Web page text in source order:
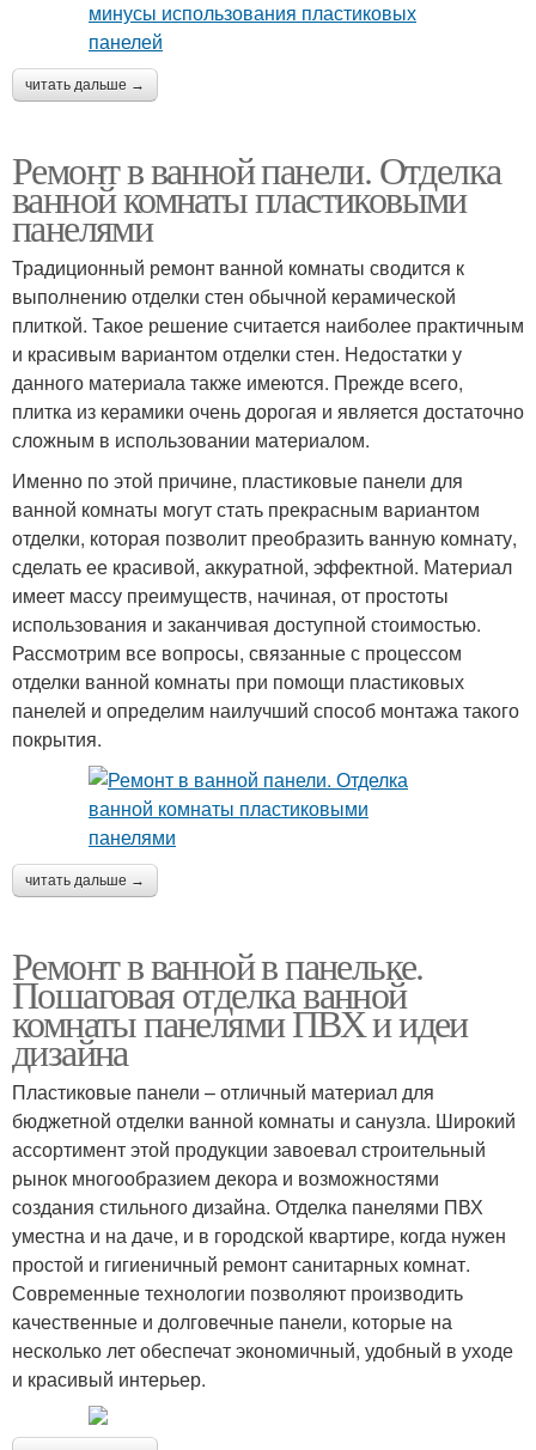
читать дальше →
Ремонт в ванной панели. Отделка
ванной комнаты пластиковыми
панелями
Традиционный ремонт ванной комнаты сводится к
выполнению отделки стен обычной керамической
плиткой. Такое решение считается наиболее практичным
и красивым вариантом отделки стен. Недостатки у
данного материала также имеются. Прежде всего,
плитка из керамики очень дорогая и является достаточно
сложным в использовании материалом.
Именно по этой причине, пластиковые панели для
ванной комнаты могут стать прекрасным вариантом
отделки, которая позволит преобразить ванную комнату,
сделать ее красивой, аккуратной, эффектной. Материал
имеет массу преимуществ, начиная, от простоты
использования и заканчивая доступной стоимостью.
Рассмотрим все вопросы, связанные с процессом
отделки ванной комнаты при помощи пластиковых
панелей и определим наилучший способ монтажа такого
покрытия.
читать дальше →
Ремонт в ванной в панельке.
Пошаговая отделка ванной
комнаты панелями ПВХ и идеи
дизайна
Пластиковые панели – отличный материал для
бюджетной отделки ванной комнаты и санузла. Широкий
ассортимент этой продукции завоевал строительный
рынок многообразием декора и возможностями
создания стильного дизайна. Отделка панелями ПВХ
уместна и на даче, и в городской квартире, когда нужен
простой и гигиеничный ремонт санитарных комнат.
Современные технологии позволяют производить
качественные и долговечные панели, которые на
несколько лет обеспечат экономичный, удобный в уходе
и красивый интерьер.